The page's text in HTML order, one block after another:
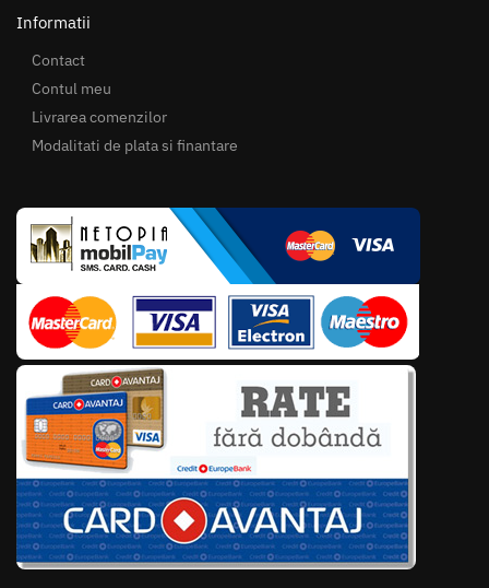
Informatii
Contact
Contul meu
Livrarea comenzilor
Modalitati de plata si finantare